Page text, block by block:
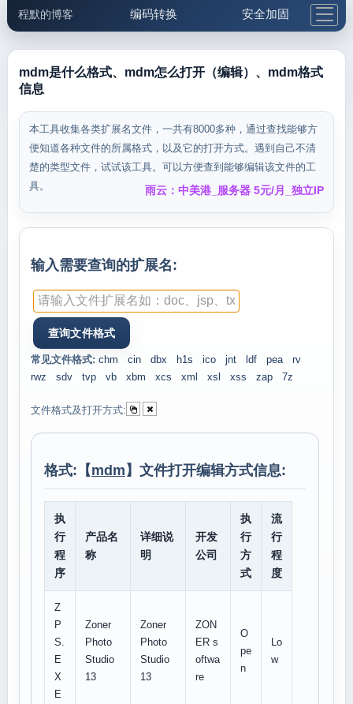
程默的博客 编码转换 安全加固
邮件工具 生活便民 更多工具
mdm是什么格式、mdm怎么打开（编辑）、mdm格式
信息
本工具收集各类扩展名文件，一共有8000多种，通过查找能够方
便知道各种文件的所属格式，以及它的打开方式。遇到自己不清
楚的类型文件，试试该工具。可以方便查到能够编辑该文件的工
具。
雨云：中美港_服务器 5元/月_独立IP
输入需要查询的扩展名:
常见文件格式: chm cin dbx h1s ico jnt ldf pea
rv
rwz
sdv tvp vb xbm xcs xml xsl xss zap 7z
文件格式及打开方式:
格式:【mdm 】文件打开编辑方式信息:
执
行
程
序
产品名
称
详细说
明
开发
公司
执
行
方
式
流
行
程
度
Z
P
S.
E
X
E
Zoner
Photo
Studio
13
Zoner
Photo
Studio
13
ZON
ER s
oftwa
re
O
pe
n
Lo
w